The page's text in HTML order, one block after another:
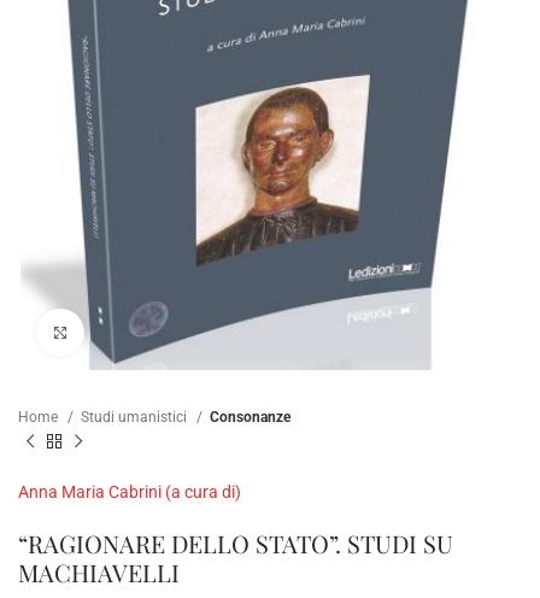
Clicca per ampliare
Home Studi umanistici Consonanze
Anna Maria Cabrini (a cura di)
“RAGIONARE DELLO STATO”. STUDI SU
MACHIAVELLI